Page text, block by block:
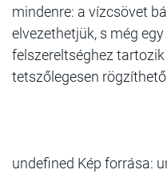
mindenre: a vízcsövet
elvezethetjük, s még
felszereltséghez
tetszőlegesen
undefined Kép forrása: